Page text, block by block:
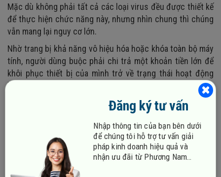
Mặc dù không phải tất cả các loại virus đều được thiết kế
để thực hiện chức năng này, nhưng nhìn chung thì chúng
vẫn mang lại nguy cơ lớn.
Nhờ trang bị khả năng vô hiệu hóa hoặc khóa toàn bộ máy
tính, người dùng buộc phải chi trả một khoản tiền lớn để
khôi phục thiết bị của mình trở về trạng thái hoạt động
bình thường. Một số virus khác được lập trình để tấn
công các tệp hệ thống, gây ra sự cố và làm cho máy tính
không hoạt động đúng cách, thậm chí có thể làm cho máy
Đăng ký tư vấn
Nhập thông tin của bạn bên dưới
để chúng tôi hỗ trợ tư vấn giải
pháp kinh doanh hiệu quả và
nhận ưu đãi từ Phương Nam